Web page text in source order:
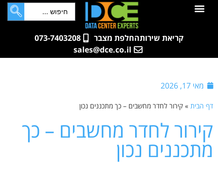
לתוכן
קריאת שירותהחלפת מצבר
073-7403208
sales@dce.co.il
מאי 17, 2026
דף הבית » קירור לחדר מחשבים – כך מתכננים נכון
קירור לחדר מחשבים – כך
מתכננים נכון